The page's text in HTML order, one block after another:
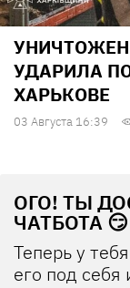
УДАРИЛА
ХАРЬКОВЕ
03 Августа 16:39
ОГО! ТЫ
ЧАТБОТА 😏
Теперь у
его под